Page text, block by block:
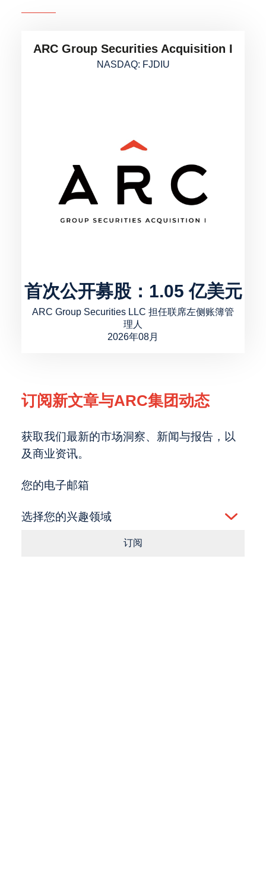
ARC Group Securities Acquisition I
NASDAQ: FJDIU
首次公开募股：1.05 亿美元
ARC Group Securities LLC 担任联席左侧账簿管
理人
2026年08月
订阅新文章与ARC集团动态
获取我们最新的市场洞察、新闻与报告，以
及商业资讯。
您的电子邮箱
选择您的兴趣领域
和 隐私政策
订阅